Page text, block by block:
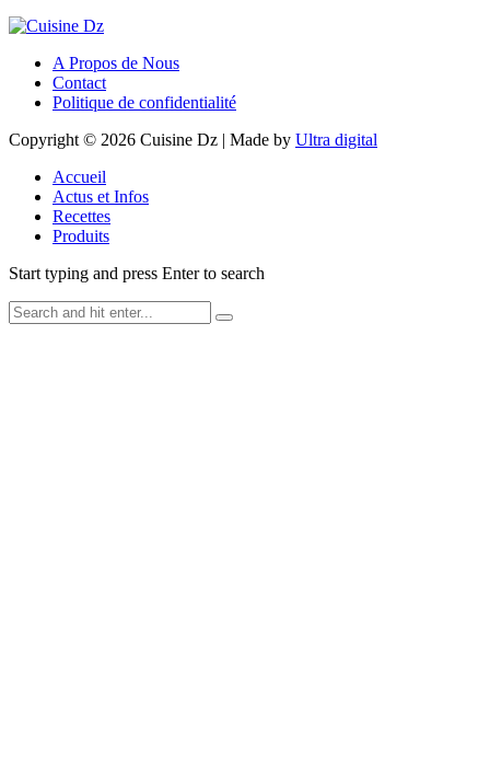
A Propos de Nous
Contact
Politique de confidentialité
Copyright © 2026 Cuisine Dz | Made by Ultra digital
Accueil
Actus et Infos
Recettes
Produits
Start typing and press Enter to search